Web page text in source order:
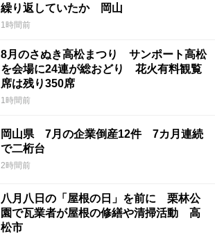
繰り返していたか 岡山
1時間前
8月のさぬき高松まつり サンポート高松
を会場に24連が総おどり 花火有料観覧
席は残り350席
1時間前
岡山県 7月の企業倒産12件 7カ月連続
で二桁台
2時間前
八月八日の「屋根の日」を前に 栗林公
園で瓦業者が屋根の修繕や清掃活動 高
松市